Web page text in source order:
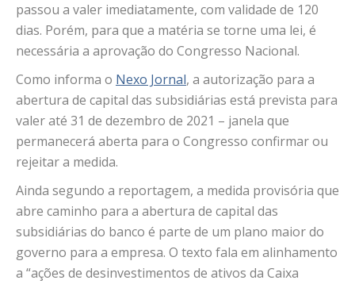
passou a valer imediatamente, com validade de 120
dias. Porém, para que a matéria se torne uma lei, é
necessária a aprovação do Congresso Nacional.
Como informa o Nexo Jornal, a autorização para a
abertura de capital das subsidiárias está prevista para
valer até 31 de dezembro de 2021 – janela que
permanecerá aberta para o Congresso confirmar ou
rejeitar a medida.
Ainda segundo a reportagem, a medida provisória que
abre caminho para a abertura de capital das
subsidiárias do banco é parte de um plano maior do
governo para a empresa. O texto fala em alinhamento
a “ações de desinvestimentos de ativos da Caixa